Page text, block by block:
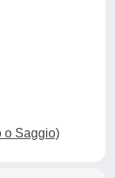
o Saggio)